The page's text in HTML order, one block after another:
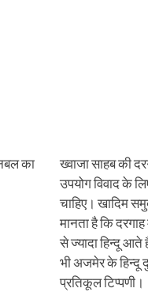
का
ख्वाजा साहब की
उपयोग विवाद के
चाहिए। खादिम
मानता है कि
से ज्यादा हिन्दू
भी अजमेर के हिन्दू
प्रतिकूल टिप्पणी।